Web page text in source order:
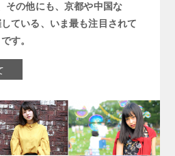
その他にも、京都や中国な
ている、いま最も注目されて
す。